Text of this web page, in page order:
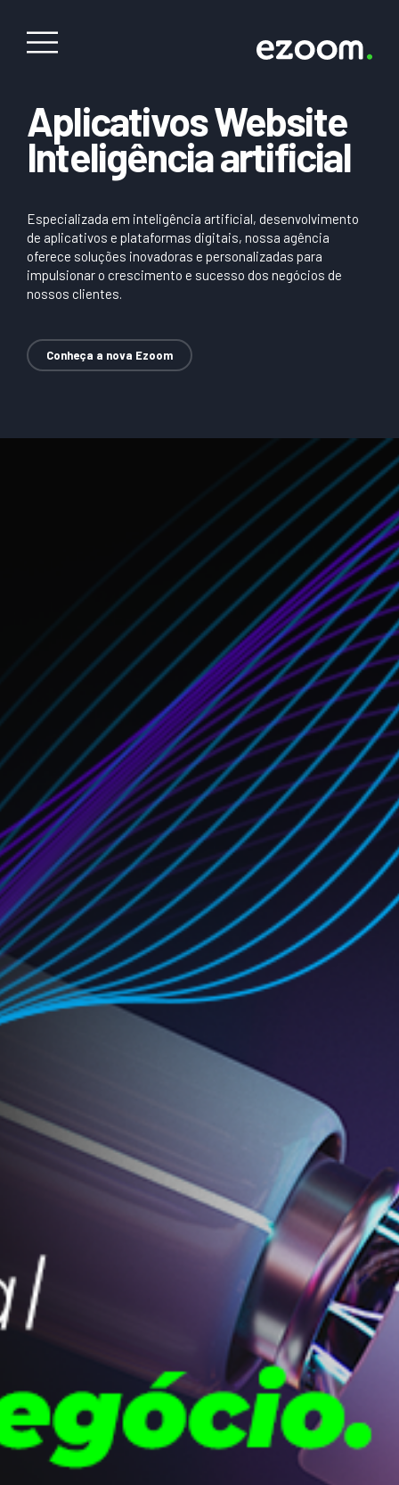
Aplicativos Website
Inteligência artificial
Especializada em inteligência artificial, desenvolvimento
de aplicativos e plataformas digitais, nossa agência
oferece soluções inovadoras e personalizadas para
impulsionar o crescimento e sucesso dos negócios de
nossos clientes.
Conheça a nova Ezoom